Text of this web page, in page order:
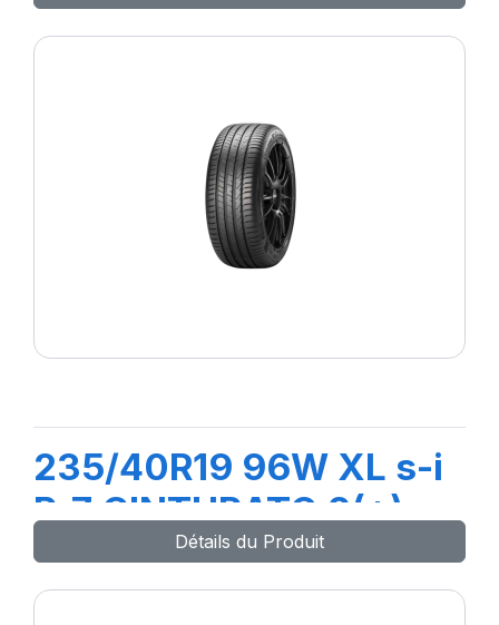
235/40R19 96W XL s-i
P-7 CINTURATO 2(+)
Détails du Produit